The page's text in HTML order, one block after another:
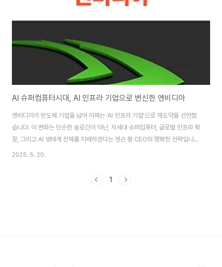
AI 슈퍼컴퓨터시대, AI 인프라 기업으로 변신한 엔비디아
엔비디아가 반도체 기업을 넘어 이제는 ‘AI 인프라 기업’으로 재도약을 선언했
습니다. 이 변화는 단순한 슬로건이 아닌, 차세대 슈퍼컴퓨터, 글로벌 인프라 확
장, 그리고 AI 생태계 전체를 지배하겠다는 젠슨 황 CEO의 명확한 전략입니
다. 지금 이 흐름을 이해하는 것이 곧 미래 시장의 핵심을 읽는 것입니다. 특히
신한 엔비디아에 대해 알아봅시다. AI 팩토리의 시대, 엔비디아의 새로운 선언
2025. 5. 20.
1